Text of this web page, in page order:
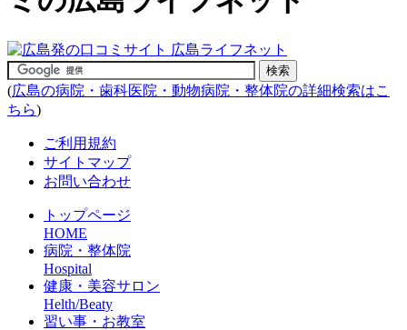
(広島の病院・歯科医院・動物病院・整体院の詳細検索はこ
ちら)
ご利用規約
サイトマップ
お問い合わせ
トップページ
HOME
病院・整体院
Hospital
健康・美容サロン
Helth/Beaty
習い事・お教室